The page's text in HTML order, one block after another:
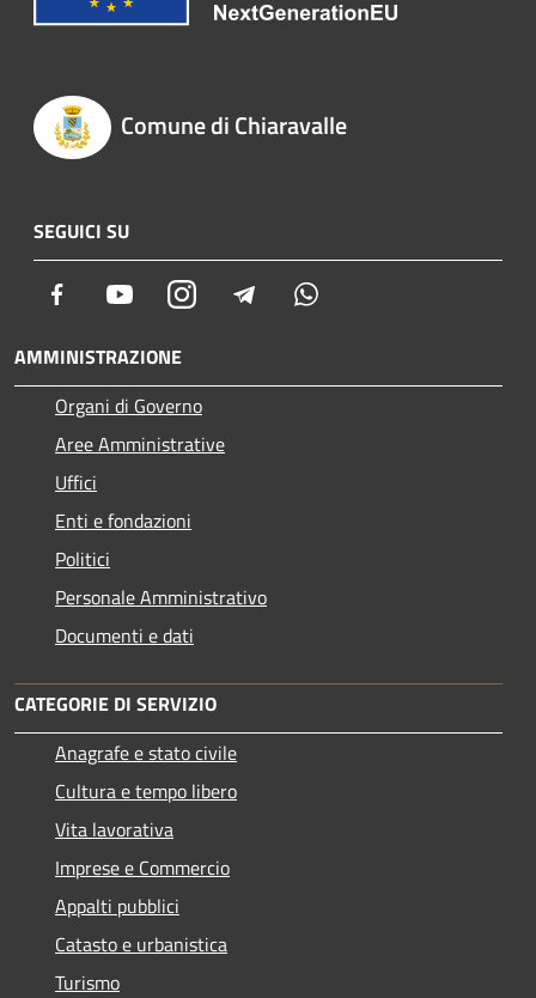
Comune di Chiaravalle
SEGUICI SU
Facebook YoutubeInstagram Telegram
AMMINISTRAZIONE
Organi di Governo
Aree Amministrative
Uffici
Enti e fondazioni
Politici
Personale Amministrativo
Documenti e dati
CATEGORIE DI SERVIZIO
Anagrafe e stato civile
Cultura e tempo libero
Vita lavorativa
Imprese e Commercio
Appalti pubblici
Catasto e urbanistica
Turismo